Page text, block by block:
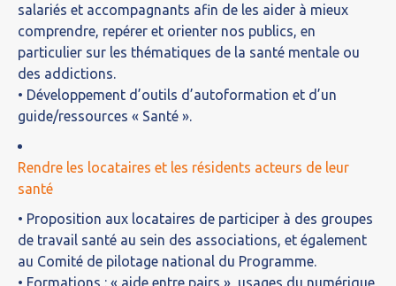
salariés et accompagnants afin de les aider à mieux
comprendre, repérer et orienter nos publics, en
particulier sur les thématiques de la santé mentale ou
des addictions.
• Développement d’outils d’autoformation et d’un
guide/ressources « Santé ».
Rendre les locataires et les résidents acteurs de leur
santé
• Proposition aux locataires de participer à des groupes
de travail santé au sein des associations, et également
au Comité de pilotage national du Programme.
• Formations : « aide entre pairs », usages du numérique